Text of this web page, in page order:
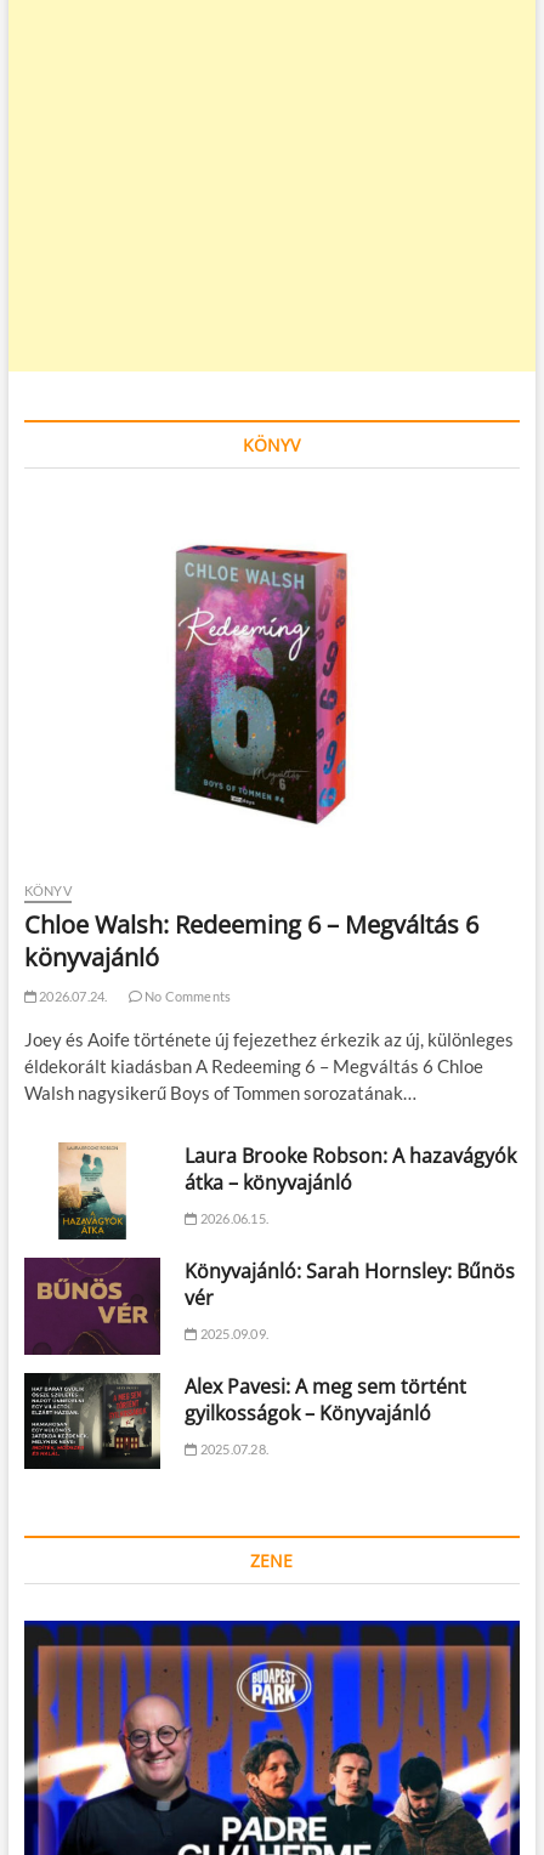
KÖNYV
KÖNYV
Chloe Walsh: Redeeming 6 – Megváltás 6
könyvajánló
2026.07.24. No Comments
Joey és Aoife története új fejezethez érkezik az új, különleges
éldekorált kiadásban A Redeeming 6 – Megváltás 6 Chloe
Walsh nagysikerű Boys of Tommen sorozatának…
Laura Brooke Robson: A hazavágyók
átka – könyvajánló
2026.06.15.
Könyvajánló: Sarah Hornsley: Bűnös
vér
2025.09.09.
Alex Pavesi: A meg sem történt
gyilkosságok – Könyvajánló
2025.07.28.
ZENE